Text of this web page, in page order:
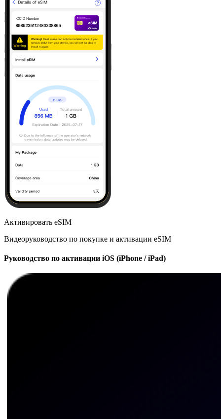
Активировать eSIM
Видеоруководство по покупке и активации eSIM
Руководство по активации iOS (iPhone / iPad)